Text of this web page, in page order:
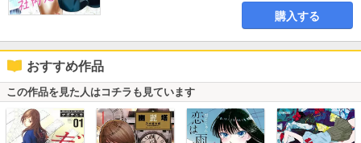
購入する
おすすめ作品
この作品を見た人はコチラも見ています